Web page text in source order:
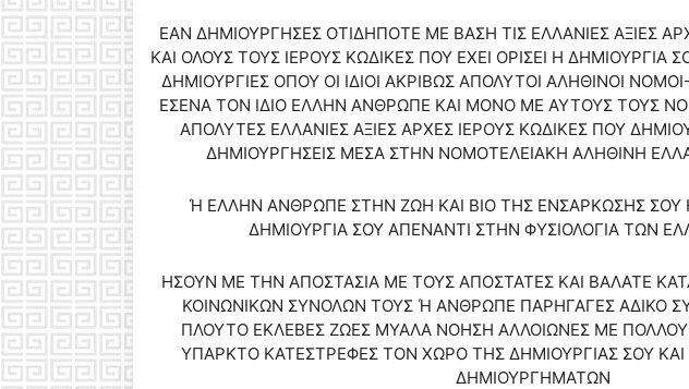
ΕΑΝ ΔΗΜΙΟΥΡΓΗΣΕΣ ΟΤΙΔΗΠΟΤΕ ΜΕ ΒΑΣΗ ΤΙΣ ΕΛΛΑΝΙΕΣ ΑΞΙΕΣ
ΚΑΙ ΟΛΟΥΣ ΤΟΥΣ ΙΕΡΟΥΣ ΚΩΔΙΚΕΣ ΠΟΥ ΕΧΕΙ ΟΡΙΣΕΙ Η ΔΗΜΙΟΥΡΓΙΑ
ΔΗΜΙΟΥΡΓΙΕΣ ΟΠΟΥ ΟΙ ΙΔΙΟΙ ΑΚΡΙΒΩΣ ΑΠΟΛΥΤΟΙ ΑΛΗΘΙΝΟΙ
ΕΣΕΝΑ ΤΟΝ ΙΔΙΟ ΕΛΛΗΝ ΑΝΘΡΩΠΕ ΚΑΙ ΜΟΝΟ ΜΕ ΑΥΤΟΥΣ ΤΟΥΣ
ΑΠΟΛΥΤΕΣ ΕΛΛΑΝΙΕΣ ΑΞΙΕΣ ΑΡΧΕΣ ΙΕΡΟΥΣ ΚΩΔΙΚΕΣ ΠΟΥ
ΔΗΜΙΟΥΡΓΗΣΕΙΣ ΜΕΣΑ ΣΤΗΝ ΝΟΜΟΤΕΛΕΙΑΚΗ ΑΛΗΘΙΝΗ
Ή ΕΛΛΗΝ ΑΝΘΡΩΠΕ ΣΤΗΝ ΖΩΗ ΚΑΙ ΒΙΟ ΤΗΣ ΕΝΣΑΡΚΩΣΗΣ ΣΟΥ
ΔΗΜΙΟΥΡΓΙΑ ΣΟΥ ΑΠΕΝΑΝΤΙ ΣΤΗΝ ΦΥΣΙΟΛΟΓΙΑ ΤΩΝ
ΗΣΟΥΝ ΜΕ ΤΗΝ ΑΠΟΣΤΑΣΙΑ ΜΕ ΤΟΥΣ ΑΠΟΣΤΑΤΕΣ ΚΑΙ ΒΑΛΑΤΕ
ΚΟΙΝΩΝΙΚΩΝ ΣΥΝΟΛΩΝ ΤΟΥΣ Ή ΑΝΘΡΩΠΕ ΠΑΡΗΓΑΓΕΣ ΑΔΙΚΟ
ΠΛΟΥΤΟ ΕΚΛΕΒΕΣ ΖΩΕΣ ΜΥΑΛΑ ΝΟΗΣΗ ΑΛΛΟΙΩΝΕΣ ΜΕ
ΥΠΑΡΚΤΟ ΚΑΤΕΣΤΡΕΦΕΣ ΤΟΝ ΧΩΡΟ ΤΗΣ ΔΗΜΙΟΥΡΓΙΑΣ ΣΟΥ
ΔΗΜΙΟΥΡΓΗΜΑΤΩΝ